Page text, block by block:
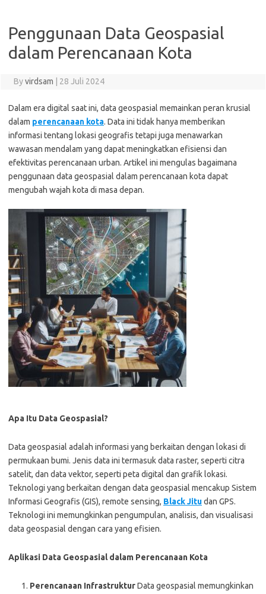
Penggunaan Data Geospasial
dalam Perencanaan Kota
Byvirdsam 28 Juli 2024
Dalam era digital saat ini, data geospasial memainkan peran krusial
dalam perencanaan kota. Data ini tidak hanya memberikan
informasi tentang lokasi geografis tetapi juga menawarkan
wawasan mendalam yang dapat meningkatkan efisiensi dan
efektivitas perencanaan urban. Artikel ini mengulas bagaimana
penggunaan data geospasial dalam perencanaan kota dapat
mengubah wajah kota di masa depan.
Apa Itu Data Geospasial?
Data geospasial adalah informasi yang berkaitan dengan lokasi di
permukaan bumi. Jenis data ini termasuk data raster, seperti citra
satelit, dan data vektor, seperti peta digital dan grafik lokasi.
Teknologi yang berkaitan dengan data geospasial mencakup Sistem
Informasi Geografis (GIS), remote sensing, Black Jitudan GPS.
Teknologi ini memungkinkan pengumpulan, analisis, dan visualisasi
data geospasial dengan cara yang efisien.
Aplikasi Data Geospasial dalam Perencanaan Kota
Perencanaan InfrastrukturData geospasial memungkinkan